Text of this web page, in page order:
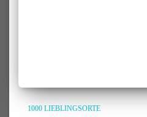
1000 LIEBLINGSORTE